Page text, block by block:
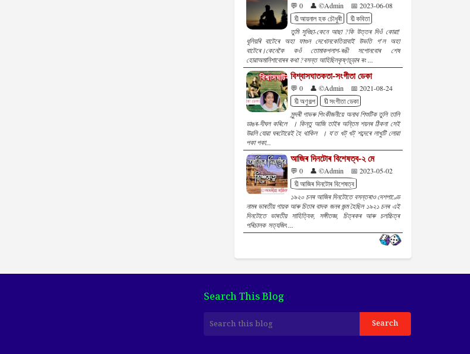
💬 0 👤 ©Admin
📅 2023-06-08
🔖আয়নাল হক চৌধুৰী
🔖কবিতা
তুমি সুধিছা-কেনে আছা ?কি উত্তৰ দিওঁ কোৱা!
ধূলিয়ৰি বাটেৰে অহা ফাগুন দেখোনকেতিয়াবাই উভতি গ'ল অহা
বাটেৰে।কেনেকৈ কওঁ তোমাকপলাশ-ৰঙী সপোনবোৰ শেষ
হোৱাঅমানিশাবোৰৰ কথা ?বসন্ত আহিছিলকৃষ্ণচূড়াৰ ৰং ...
বিশ্বাসঘাতকতা-সংগীতা ডেকা
💬 0 👤 ©Admin
📅 2021-08-24
🔖অণুগল্প
🔖সংগীতা ডেকা
সুন্দৰী গাভৰু পিংকীজনীয়ে অনাথ শিশুটিক তুলি তালি
ডাঙৰ-দীঘল কৰিলে । কিন্তু আজি তাইৰ অন্তিম শয়নৰ ঠিকনা সেই
উৱলি যোৱা ঘৰটোৱেই হৈ থাকিল । য'ত খট্‌ খট্‌ শব্দেৰে লাখুটি লোৱা
পকা পকা...
আজিৰ দিনটোৰ বিশেষত্ব-২ মে
💬 0 👤 ©Admin
📅 2023-05-02
🔖আজিৰ দিনটোৰ বিশেষত্ব
১৯২০ চনৰ আজিৰ দিনটোতে বসন্তৰাও দেশপাণ্ডে
নামৰ ভাৰতীয় গায়ক আৰু চিতাৰ বাদক জনৰ জন্ম হৈছিল ১৯২১ চনৰ এই
দিনটোতে ভাৰতীয় সাহিত্যিক, সঙ্গীতজ্ঞ, চিত্ৰকৰ আৰু চলচ্চিত্ৰ
পৰিচালক সত্যজিৎ ...
Search This Blog